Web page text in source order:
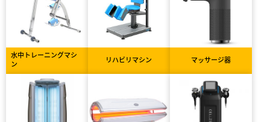
水中トレーニングマシ
ン
リハビリマシン マッサージ器